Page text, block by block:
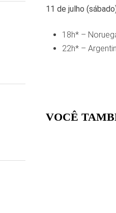
11 de julho
18h* –
22h* –
VOCÊ